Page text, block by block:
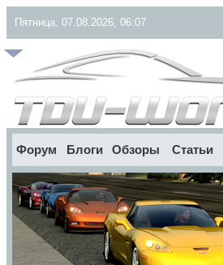
Пятница, 07.08.2026, 06:07
Форум Блоги Обзоры Статьи